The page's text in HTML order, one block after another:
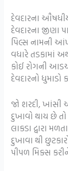
દેવદારના
દેવદારના જીણા
પિલ્સ નામની
વધારે તડકામાં
કોઈ રોગની
દેવદારનો ધુમાડો
જો શરદી, ખાંસી
દુખાવો થાય છે
લાકડા દ્વારા
દુખાવા થી
પીપળ મિક્સ